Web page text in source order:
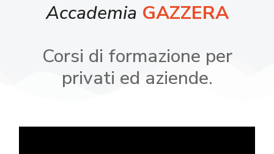
Accademia GAZZERA
Corsi di formazione per
privati ed aziende.